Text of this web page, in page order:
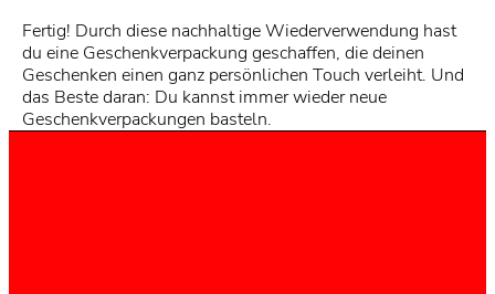
Fertig! Durch diese nachhaltige Wiederverwendung hast
du eine Geschenkverpackung geschaffen, die deinen
Geschenken einen ganz persönlichen Touch verleiht. Und
das Beste daran: Du kannst immer wieder neue
Geschenkverpackungen basteln.